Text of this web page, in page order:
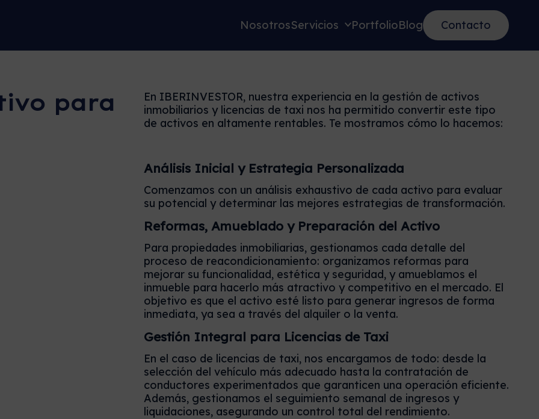
NosotrosServicios PortfolioBlog Contacto
para
En IBERINVESTOR, nuestra experiencia en la gestión de activos
inmobiliarios y licencias de taxi nos ha permitido convertir este tipo
de activos en altamente rentables. Te mostramos cómo lo hacemos:
Análisis Inicial y Estrategia Personalizada
Comenzamos con un análisis exhaustivo de cada activo para evaluar
su potencial y determinar las mejores estrategias de transformación.
Reformas, Amueblado y Preparación del Activo
Para propiedades inmobiliarias, gestionamos cada detalle del
proceso de reacondicionamiento: organizamos reformas para
mejorar su funcionalidad, estética y seguridad, y amueblamos el
inmueble para hacerlo más atractivo y competitivo en el mercado. El
objetivo es que el activo esté listo para generar ingresos de forma
inmediata, ya sea a través del alquiler o la venta.
Gestión Integral para Licencias de Taxi
En el caso de licencias de taxi, nos encargamos de todo: desde la
selección del vehículo más adecuado hasta la contratación de
conductores experimentados que garanticen una operación eficiente.
Además, gestionamos el seguimiento semanal de ingresos y
liquidaciones, asegurando un control total del rendimiento.